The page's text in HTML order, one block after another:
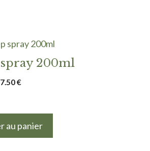
200ml
€
au panier